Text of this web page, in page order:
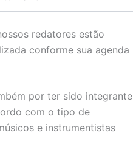
redatores estão
conforme sua agenda
por ter sido integrante
com o tipo de
e instrumentistas